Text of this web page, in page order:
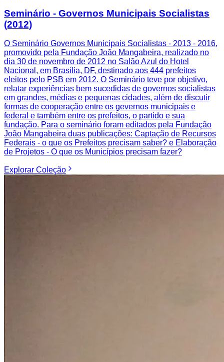
Seminário - Governos Municipais Socialistas
(2012)
O Seminário Governos Municipais Socialistas - 2013 - 2016,
promovido pela Fundação João Mangabeira, realizado no
dia 30 de novembro de 2012 no Salão Azul do Hotel
Nacional, em Brasília, DF, destinado aos 444 prefeitos
eleitos pelo PSB em 2012. O Seminário teve por objetivo,
relatar experiências bem sucedidas de governos socialistas
em grandes, médias e pequenas cidades, além de discutir
formas de cooperação entre os gevernos municipais e
federal e também entre os prefeitos, o partido e sua
fundação. Para o seminário foram editados pela Fundação
João Mangabeira duas publicações: Captação de Recursos
Federais - o que os Prefeitos precisam saber? e Elaboração
de Projetos - O que os Municípios precisam fazer?
Explorar Coleção